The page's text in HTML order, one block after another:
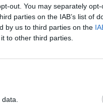
out. You may separately
parties on the IAB’s list of
by us to third parties on the
to other third parties.
στοχευμένη
σε πολλούς
συμπαγείς